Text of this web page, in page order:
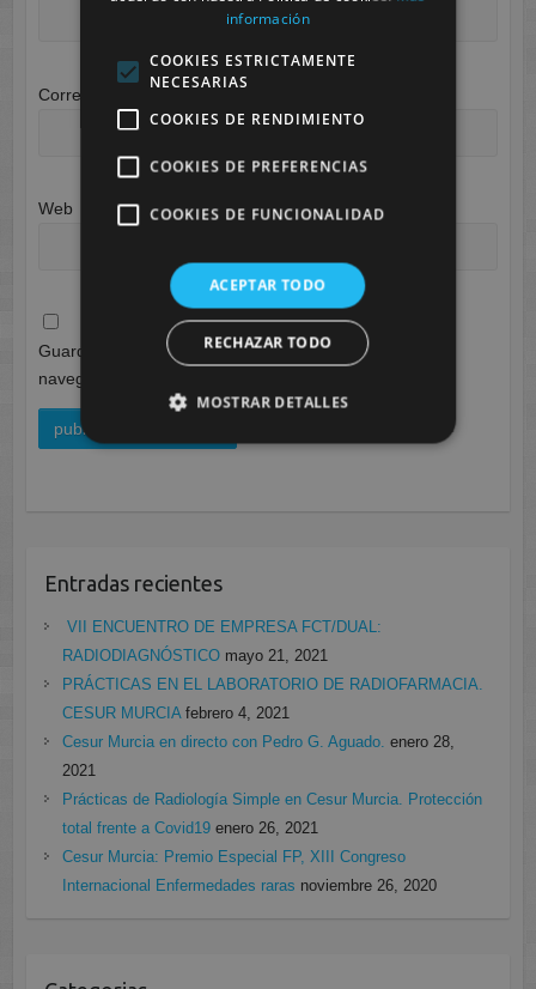
Correo electrónico
Web
Guarda mi nombre, correo electrónico y web en este
navegador para la próxima vez que comente.
Entradas recientes
VII ENCUENTRO DE EMPRESA FCT/DUAL:
RADIODIAGNÓSTICO mayo 21, 2021
PRÁCTICAS EN EL LABORATORIO DE RADIOFARMACIA.
CESUR MURCIA febrero 4, 2021
Cesur Murcia en directo con Pedro G. Aguado. enero 28,
2021
Prácticas de Radiología Simple en Cesur Murcia. Protección
total frente a Covid19 enero 26, 2021
Cesur Murcia: Premio Especial FP, XIII Congreso
Internacional Enfermedades raras noviembre 26, 2020
información
COOKIES ESTRICTAMENTE
NECESARIAS
COOKIES DE RENDIMIENTO
COOKIES DE PREFERENCIAS
COOKIES DE FUNCIONALIDAD
ACEPTAR TODO
RECHAZAR TODO
MOSTRAR DETALLES